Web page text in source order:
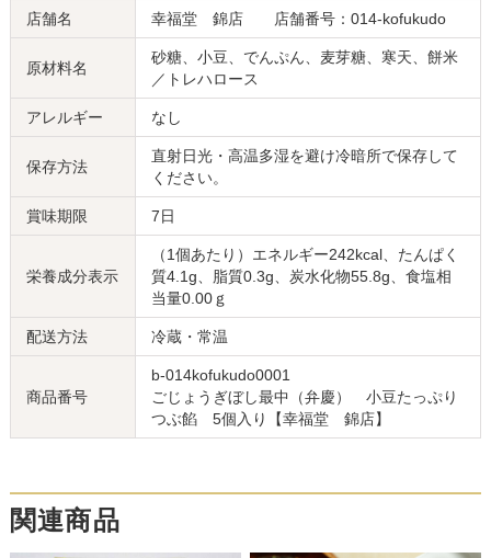
店舗名 幸福堂 錦店 店舗番号：014-kofukudo
原材料名
砂糖、小豆、でんぷん、麦芽糖、寒天、餅米
／トレハロース
アレルギー なし
保存方法
直射日光・高温多湿を避け冷暗所で保存して
ください。
賞味期限 7日
栄養成分表示
（1個あたり）エネルギー242kcal、たんぱく
質4.1g、脂質0.3g、炭水化物55.8g、食塩相
当量0.00ｇ
配送方法 冷蔵・常温
商品番号
b-014kofukudo0001
ごじょうぎぼし最中（弁慶） 小豆たっぷり
つぶ餡 5個入り【幸福堂 錦店】
関連商品